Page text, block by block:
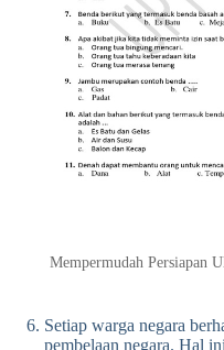
Mempermudah Persiapan
Setiap warga negara
pembelaan negara. Hal